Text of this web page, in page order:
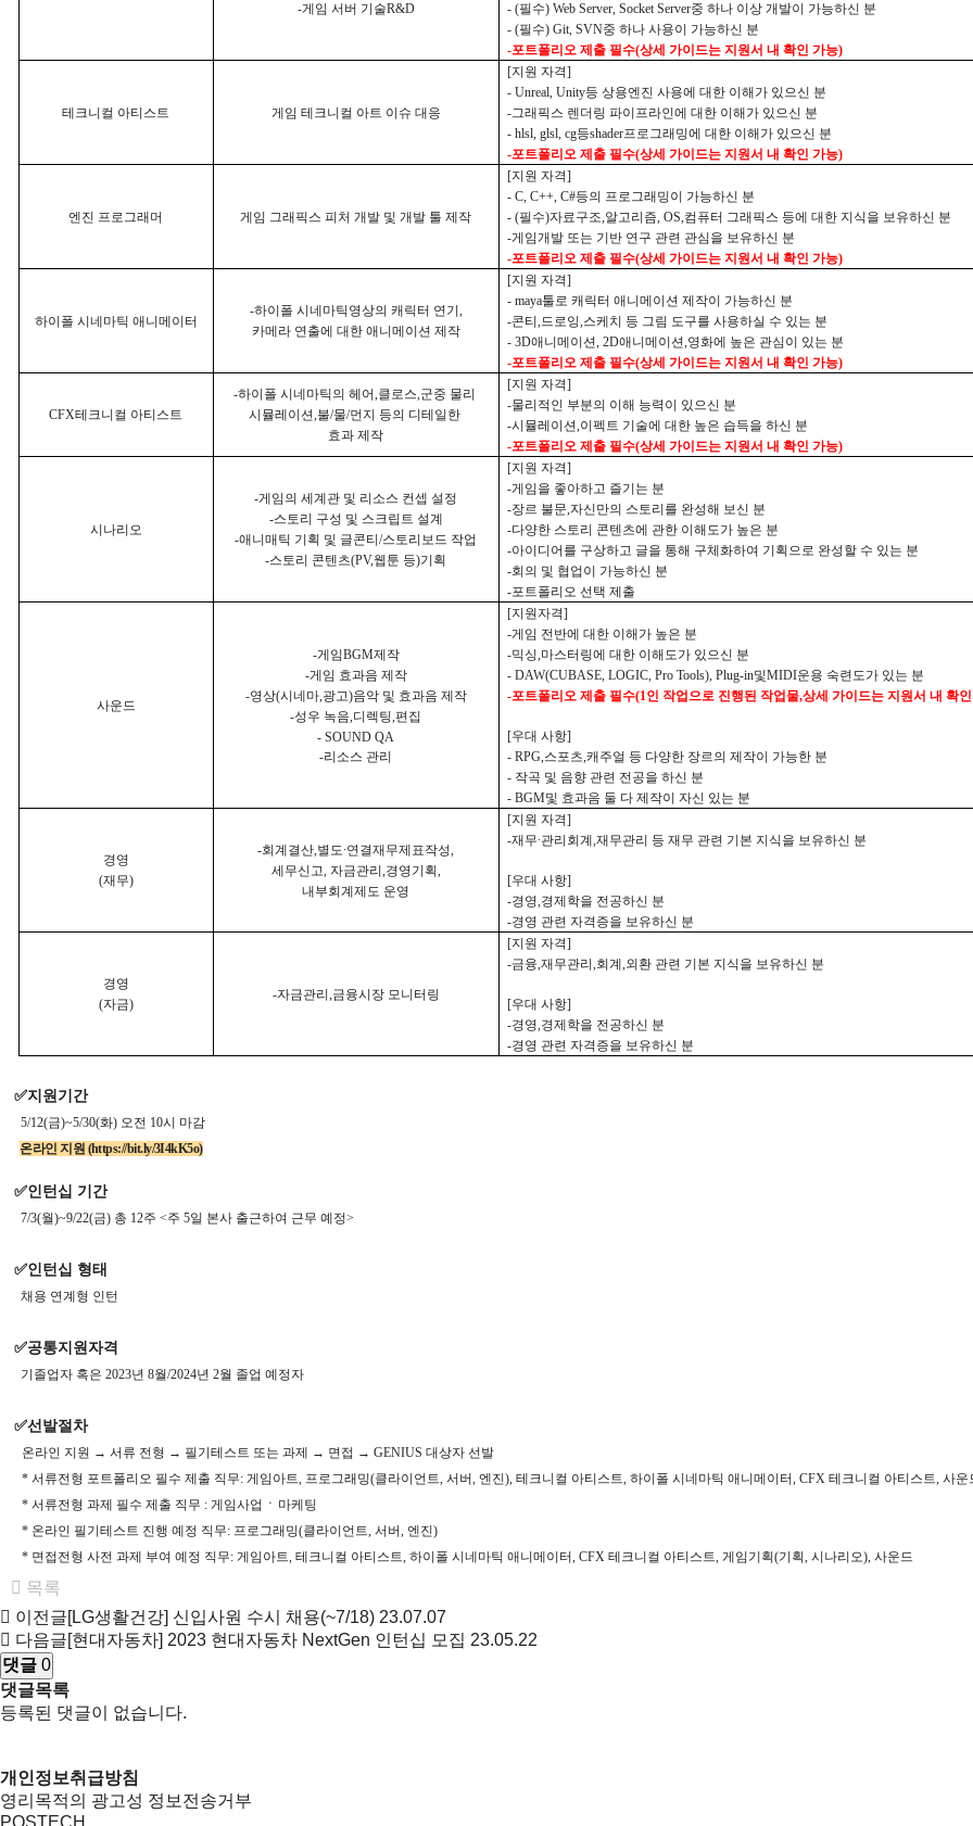
-게임 서버 기술R&D
- (필수) Web Server, Socket Server중 하나 이상 개발이 가능하신 분
- (필수) Git, SVN중 하나 사용이 가능하신 분
-포트폴리오 제출 필수(상세 가이드는 지원서 내 확인 가능)
테크니컬 아티스트 게임 테크니컬 아트 이슈 대응
[지원 자격]
- Unreal, Unity등 상용엔진 사용에 대한 이해가 있으신 분
-그래픽스 렌더링 파이프라인에 대한 이해가 있으신 분
- hlsl, glsl, cg등shader프로그래밍에 대한 이해가 있으신 분
-포트폴리오 제출 필수(상세 가이드는 지원서 내 확인 가능)
엔진 프로그래머 게임 그래픽스 피처 개발 및 개발 툴 제작
[지원 자격]
- C, C++, C#등의 프로그래밍이 가능하신 분
- (필수)자료구조,알고리즘, OS,컴퓨터 그래픽스 등에 대한 지식을 보유하신 분
-게임개발 또는 기반 연구 관련 관심을 보유하신 분
-포트폴리오 제출 필수(상세 가이드는 지원서 내 확인 가능)
하이폴 시네마틱 애니메이터
-하이폴 시네마틱영상의 캐릭터 연기 ,
카메라 연출에 대한 애니메이션 제작
[지원 자격]
- maya툴로 캐릭터 애니메이션 제작이 가능하신 분
-콘티 ,드로잉,스케치 등 그림 도구를 사용하실 수 있는 분
- 3D애니메이션, 2D애니메이션,영화에 높은 관심이 있는 분
-포트폴리오 제출 필수(상세 가이드는 지원서 내 확인 가능)
CFX테크니컬 아티스트
-하이폴 시네마틱의 헤어,클로스,군중 물리
시뮬레이션,불/물/먼지 등의 디테일한
효과 제작
[지원 자격]
-물리적인 부분의 이해 능력이 있으신 분
-시뮬레이션,이펙트 기술에 대한 높은 습득을 하신 분
-포트폴리오 제출 필수(상세 가이드는 지원서 내 확인 가능)
시나리오
-게임의 세계관 및 리소스 컨셉 설정
-스토리 구성 및 스크립트 설계
-애니매틱 기획 및 글콘티/스토리보드 작업
-스토리 콘텐츠(PV,웹툰 등)기획
[지원 자격]
-게임을 좋아하고 즐기는 분
-장르 불문,자신만의 스토리를 완성해 보신 분
-다양한 스토리 콘텐츠에 관한 이해도가 높은 분
-아이디어를 구상하고 글을 통해 구체화하여 기획으로 완성할 수 있는 분
-회의 및 협업이 가능하신 분
-포트폴리오 선택 제출
사운드
-게임BGM제작
-게임 효과음 제작
-영상(시네마,광고)음악 및 효과음 제작
-성우 녹음,디렉팅,편집
- SOUND QA
-리소스 관리
[지원자격]
-게임 전반에 대한 이해가 높은 분
-믹싱,마스터링에 대한 이해도가 있으신 분
- DAW(CUBASE, LOGIC, Pro Tools), Plug-in및MIDI운용 숙련도가 있는 분
-포트폴리오 제출 필수(1인 작업으로 진행된 작업물,상세 가이드는 지원서 내 확
[우대 사항]
- RPG,스포츠,캐주얼 등 다양한 장르의 제작이 가능한 분
- 작곡 및 음향 관련 전공을 하신 분
- BGM및 효과음 둘 다 제작이 자신 있는 분
경영
(재무)
-회계결산,별도∙연결재무제표작성,
세무신고, 자금관리 ,경영기획,
내부회계제도 운영
[지원 자격]
-재무∙관리회계 ,재무관리 등 재무 관련 기본 지식을 보유하신 분
[우대 사항]
-경영,경제학을 전공하신 분
-경영 관련 자격증을 보유하신 분
경영
(자금)
-자금관리 ,금융시장 모니터링
[지원 자격]
-금융,재무관리 ,회계 ,외환 관련 기본 지식을 보유하신 분
[우대 사항]
-경영,경제학을 전공하신 분
-경영 관련 자격증을 보유하신 분
✅지원기간
5/12(금)~5/30(화) 오전 10시 마감
온라인 지원 (https://bit.ly/3I4kK5o)
✅인턴십 기간
7/3(월)~9/22(금) 총 12주 <주 5일 본사 출근하여 근무 예정>
✅인턴십 형태
채용 연계형 인턴
✅공통지원자격
기졸업자 혹은 2023년 8월/2024년 2월 졸업 예정자
✅선발절차
온라인 지원 → 서류 전형 → 필기테스트 또는 과제 → 면접 → GENIUS 대상자 선발
* 서류전형 포트폴리오 필수 제출 직무: 게임아트, 프로그래밍(클라이언트, 서버, 엔진), 테크니컬 아티스트, 하이폴 시네마틱 애니메이터, CFX 테크니컬 아티스트, 사운
* 서류전형 과제 필수 제출 직무 : 게임사업 ㆍ 마케팅
* 온라인 필기테스트 진행 예정 직무: 프로그래밍(클라이언트, 서버, 엔진)
* 면접전형 사전 과제 부여 예정 직무: 게임아트, 테크니컬 아티스트, 하이폴 시네마틱 애니메이터, CFX 테크니컬 아티스트, 게임기획(기획, 시나리오), 사운드
목록
이전글[LG생활건강] 신입사원 수시 채용(~7/18) 23.07.07
다음글[현대자동차] 2023 현대자동차 NextGen 인턴십 모집 23.05.22
댓글 0
댓글목록
등록된 댓글이 없습니다.
개인정보취급방침
영리목적의 광고성 정보전송거부
POSTECH